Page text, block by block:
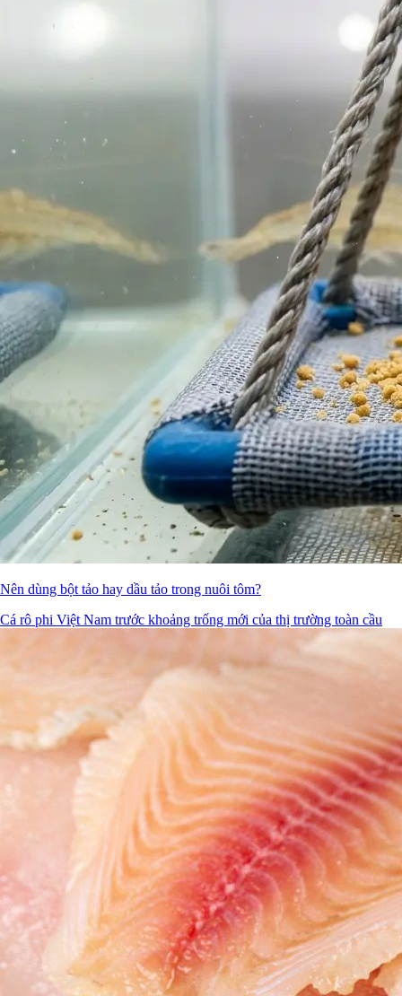
Nên dùng bột tảo hay dầu tảo trong nuôi tôm?
Cá rô phi Việt Nam trước khoảng trống mới của thị trường toàn cầu